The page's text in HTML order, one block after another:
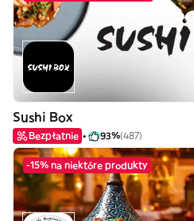
Sushi Box
Bezpłatnie 93%(487)
-15% na niektóre produkty